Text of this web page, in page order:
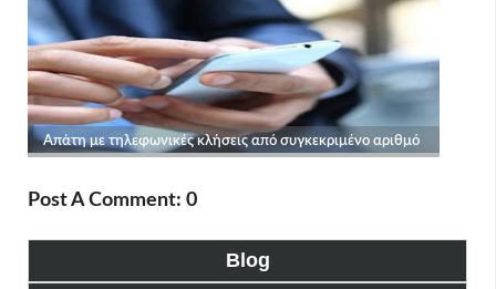
Post A Comment: 0
Blog